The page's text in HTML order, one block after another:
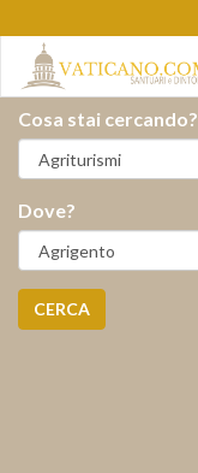
Cosa stai cercando?
Dove?
CERCA